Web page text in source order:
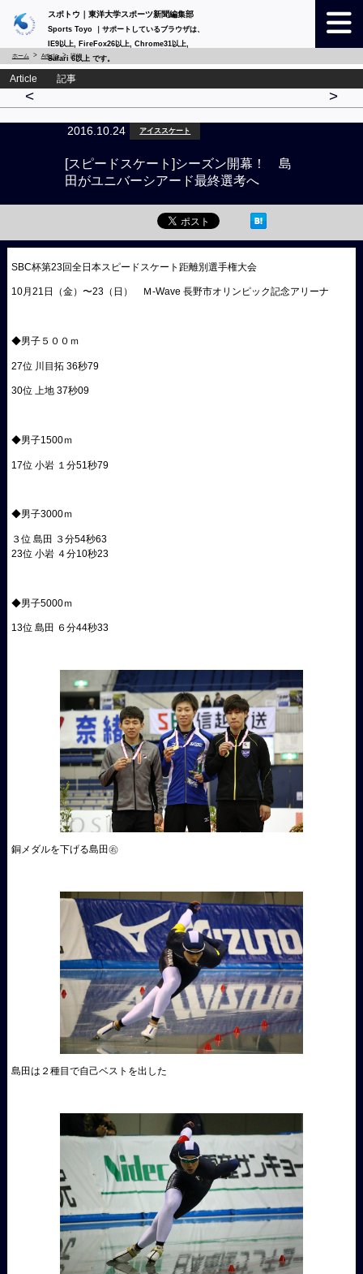
スポトウ｜東洋大学スポーツ新聞編集部
Sports Toyo ｜サポートしているブラウザは、
IE9以上, FireFox26以上, Chrome31以上,
Safari 6以上 です。
ホーム Article 詳細
Article 記事
< >
2016.10.24 アイススケート
[スピードスケート]シーズン開幕！ 島
田がユニバーシアード最終選考へ
SBC杯第23回全日本スピードスケート距離別選手権大会
10月21日（金）〜23（日） Ｍ-Wave 長野市オリンピック記念アリーナ
◆男子５００ｍ
27位 川目拓 36秒79
30位 上地 37秒09
◆男子1500ｍ
17位 小岩 １分51秒79
◆男子3000ｍ
３位 島田 ３分54秒63
23位 小岩 ４分10秒23
◆男子5000ｍ
13位 島田 ６分44秒33
銅メダルを下げる島田㊨
島田は２種目で自己ベストを出した